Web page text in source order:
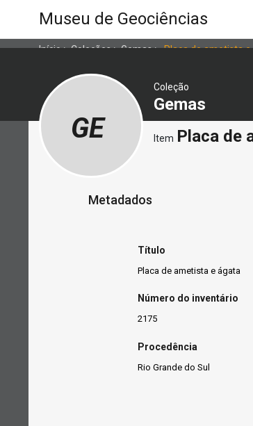
Museu de Geociências
Início>Coleções>Gemas>Placa de ametista e
Coleção
Gemas
GE Item Placa de
Metadados
Título
Placa de ametista e ágata
Número do inventário
2175
Procedência
Rio Grande do Sul